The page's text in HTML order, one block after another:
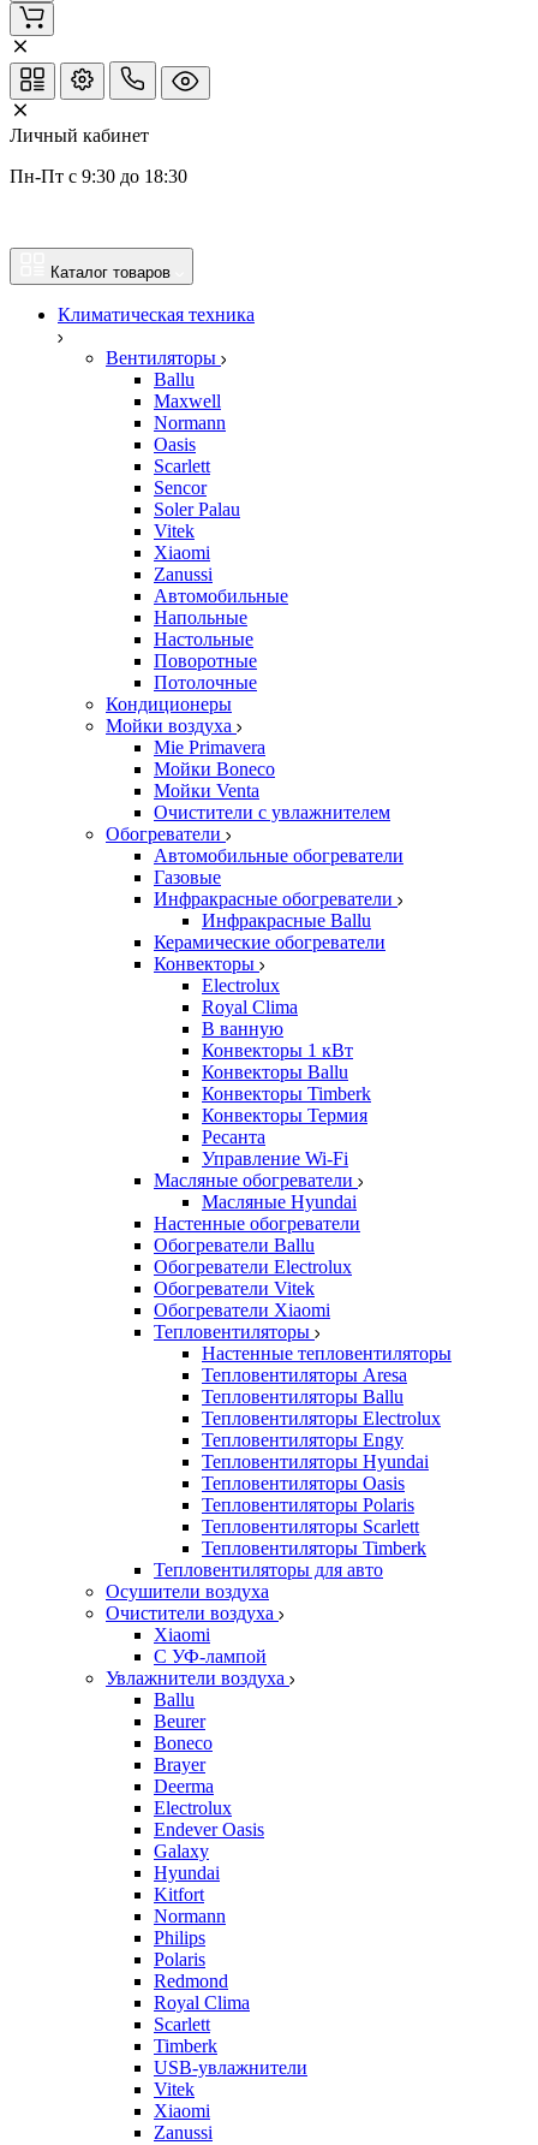
Личный кабинет
Пн-Пт с 9:30 до 18:30
Каталог товаров
Климатическая техника
Вентиляторы
Ballu
Maxwell
Normann
Oasis
Scarlett
Sencor
Soler Palau
Vitek
Xiaomi
Zanussi
Автомобильные
Напольные
Настольные
Поворотные
Потолочные
Кондиционеры
Мойки воздуха
Mie Primavera
Мойки Boneco
Мойки Venta
Очистители с увлажнителем
Обогреватели
Автомобильные обогреватели
Газовые
Инфракрасные обогреватели
Инфракрасные Ballu
Керамические обогреватели
Конвекторы
Electrolux
Royal Clima
В ванную
Конвекторы 1 кВт
Конвекторы Ballu
Конвекторы Timberk
Конвекторы Термия
Ресанта
Управление Wi-Fi
Масляные обогреватели
Масляные Hyundai
Настенные обогреватели
Обогреватели Ballu
Обогреватели Electrolux
Обогреватели Vitek
Обогреватели Xiaomi
Тепловентиляторы
Настенные тепловентиляторы
Тепловентиляторы Aresa
Тепловентиляторы Ballu
Тепловентиляторы Electrolux
Тепловентиляторы Engy
Тепловентиляторы Hyundai
Тепловентиляторы Oasis
Тепловентиляторы Polaris
Тепловентиляторы Scarlett
Тепловентиляторы Timberk
Тепловентиляторы для авто
Осушители воздуха
Очистители воздуха
Xiaomi
С УФ-лампой
Увлажнители воздуха
Ballu
Beurer
Boneco
Brayer
Deerma
Electrolux
Endever Oasis
Galaxy
Hyundai
Kitfort
Normann
Philips
Polaris
Redmond
Royal Clima
Scarlett
Timberk
USB-увлажнители
Vitek
Xiaomi
Zanussi